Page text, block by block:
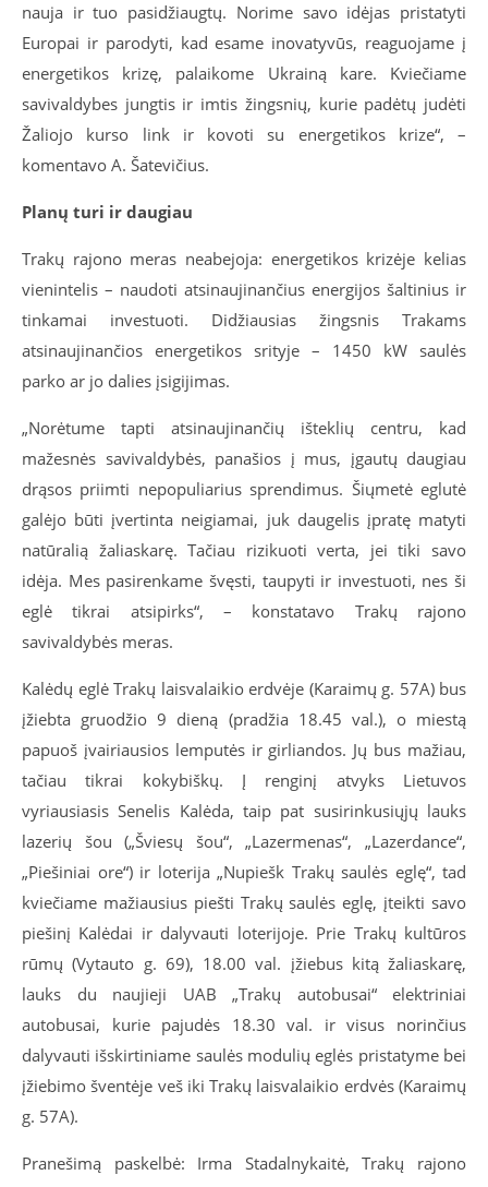
nauja ir tuo pasidžiaugtų. Norime savo idėjas pristatyti
Europai ir parodyti, kad esame inovatyvūs, reaguojame į
energetikos krizę, palaikome Ukrainą kare. Kviečiame
savivaldybes jungtis ir imtis žingsnių, kurie padėtų judėti
Žaliojo kurso link ir kovoti su energetikos krize“, –
komentavo A. Šatevičius.
Planų turi ir daugiau
Trakų rajono meras neabejoja: energetikos krizėje kelias
vienintelis – naudoti atsinaujinančius energijos šaltinius ir
tinkamai investuoti. Didžiausias žingsnis Trakams
atsinaujinančios energetikos srityje – 1450 kW saulės
parko ar jo dalies įsigijimas.
„Norėtume tapti atsinaujinančių išteklių centru, kad
mažesnės savivaldybės, panašios į mus, įgautų daugiau
drąsos priimti nepopuliarius sprendimus. Šiųmetė eglutė
galėjo būti įvertinta neigiamai, juk daugelis įpratę matyti
natūralią žaliaskarę. Tačiau rizikuoti verta, jei tiki savo
idėja. Mes pasirenkame švęsti, taupyti ir investuoti, nes ši
eglė tikrai atsipirks“, – konstatavo Trakų rajono
savivaldybės meras.
Kalėdų eglė Trakų laisvalaikio erdvėje (Karaimų g. 57A) bus
įžiebta gruodžio 9 dieną (pradžia 18.45 val.), o miestą
papuoš įvairiausios lemputės ir girliandos. Jų bus mažiau,
tačiau tikrai kokybiškų. Į renginį atvyks Lietuvos
vyriausiasis Senelis Kalėda, taip pat susirinkusiųjų lauks
lazerių šou („Šviesų šou“, „Lazermenas“, „Lazerdance“,
„Piešiniai ore“) ir loterija „Nupiešk Trakų saulės eglę“, tad
kviečiame mažiausius piešti Trakų saulės eglę, įteikti savo
piešinį Kalėdai ir dalyvauti loterijoje. Prie Trakų kultūros
rūmų (Vytauto g. 69), 18.00 val. įžiebus kitą žaliaskarę,
lauks du naujieji UAB „Trakų autobusai“ elektriniai
autobusai, kurie pajudės 18.30 val. ir visus norinčius
dalyvauti išskirtiniame saulės modulių eglės pristatyme bei
įžiebimo šventėje veš iki Trakų laisvalaikio erdvės (Karaimų
g. 57A).
Pranešimą paskelbė: Irma Stadalnykaitė, Trakų rajono